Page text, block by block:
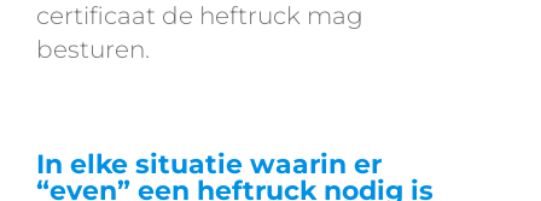
certificaat de heftruck mag
besturen.
In elke situatie waarin er
“even” een heftruck nodig is